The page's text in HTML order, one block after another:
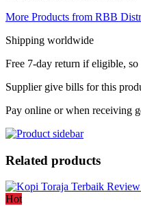
More Products from RBB
Shipping worldwide
Free 7-day return if eligible, so
Supplier give bills for this
Pay online or when receiving
Related products
Hot